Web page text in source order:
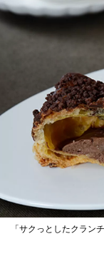
「サクっとしたクラン